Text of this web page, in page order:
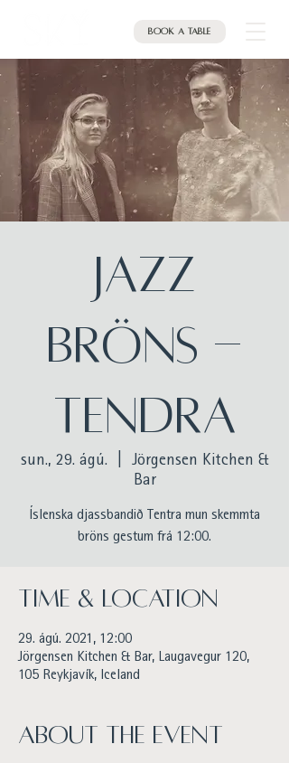
Book a table
JAZZ
BRÖNS -
Tendra
sun., 29. ágú.
Jörgensen Kitchen &
Bar
Íslenska djassbandið Tentra mun skemmta
bröns gestum frá 12:00.
Time & Location
29. ágú. 2021, 12:00
Jörgensen Kitchen & Bar, Laugavegur 120,
105 Reykjavík, Iceland
About the event